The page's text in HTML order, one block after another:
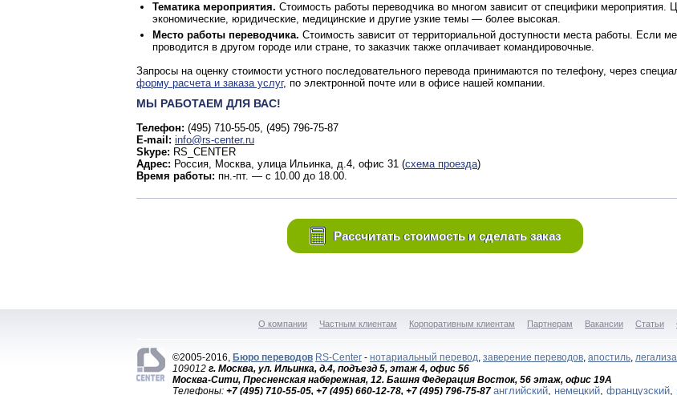
Тематика мероприятия. Стоимость работы переводчика во многом зависит от специфики мероприятия.
экономические, юридические, медицинские и другие узкие темы — более высокая.
Место работы переводчика. Стоимость зависит от территориальной доступности места работы. Если
проводится в другом городе или стране, то заказчик также оплачивает командировочные.
Запросы на оценку стоимости устного последовательного перевода принимаются по телефону, через
форму расчета и заказа услуг, по электронной почте или в офисе нашей компании.
МЫ РАБОТАЕМ ДЛЯ ВАС!
Телефон: (495) 710-55-05, (495) 796-75-87
E-mail: info@rs-center.ru
Skype: RS_CENTER
Адрес: Россия, Москва, улица Ильинка, д.4, офис 31 (схема проезда)
Время работы: пн.-пт. — с 10.00 до 18.00.
Рассчитать стоимость и сделать заказ
О компании Частным клиентам Корпоративным клиентам Партнерам Вакансии Статьи
©2005-2016, Бюро переводов RS-Center - нотариальный перевод, заверение переводов, апостиль,
109012 г. Москва, ул. Ильинка, д.4, подъезд 5, этаж 4, офис 56
Москва-Сити, Пресненская набережная, 12. Башня Федерация Восток, 56 этаж, офис 19А
Телефоны: +7 (495) 710-55-05, +7 (495) 660-12-78, +7 (495) 796-75-87 английский, немецкий, французский,